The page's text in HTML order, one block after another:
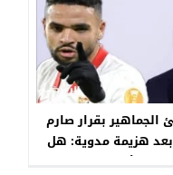
الجماهير بقرار صارم
بعد هزيمة مدوية: هل
الأمل للفريق؟